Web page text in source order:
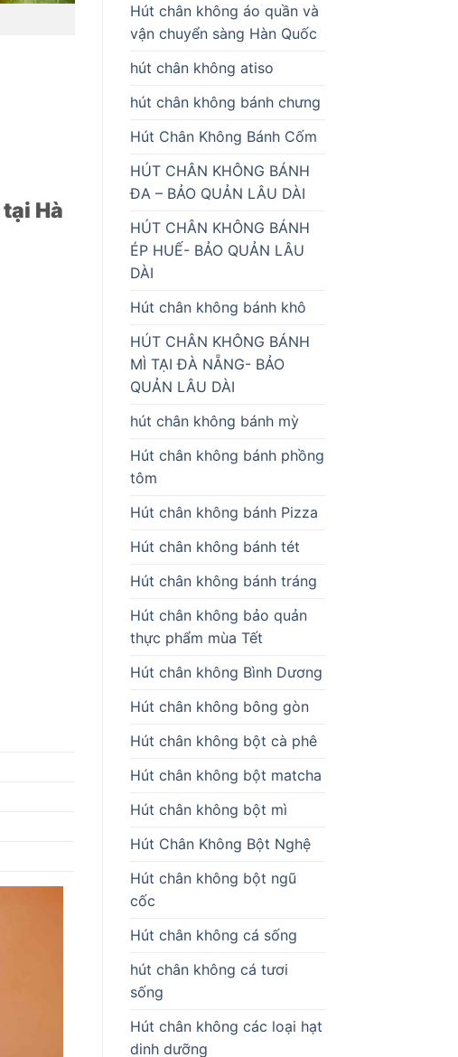
tại Hà
Hút chân không áo quần và
vận chuyển sàng Hàn Quốc
hút chân không atiso
hút chân không bánh chưng
Hút Chân Không Bánh Cốm
HÚT CHÂN KHÔNG BÁNH
ĐA – BẢO QUẢN LÂU DÀI
HÚT CHÂN KHÔNG BÁNH
ÉP HUẾ- BẢO QUẢN LÂU
DÀI
Hút chân không bánh khô
HÚT CHÂN KHÔNG BÁNH
MÌ TẠI ĐÀ NẴNG- BẢO
QUẢN LÂU DÀI
hút chân không bánh mỳ
Hút chân không bánh phồng
tôm
Hút chân không bánh Pizza
Hút chân không bánh tét
Hút chân không bánh tráng
Hút chân không bảo quản
thực phẩm mùa Tết
Hút chân không Bình Dương
Hút chân không bông gòn
Hút chân không bột cà phê
Hút chân không bột matcha
Hút chân không bột mì
Hút Chân Không Bột Nghệ
Hút chân không bột ngũ
cốc
Hút chân không cá sống
hút chân không cá tươi
sống
Hút chân không các loại hạt
dinh dưỡng